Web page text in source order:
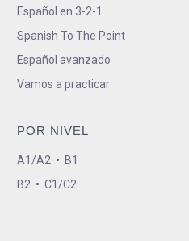
Español en 3-2-1
Spanish To The Point
Español avanzado
Vamos a practicar
POR NIVEL
A1/A2 • B1
B2 • C1/C2